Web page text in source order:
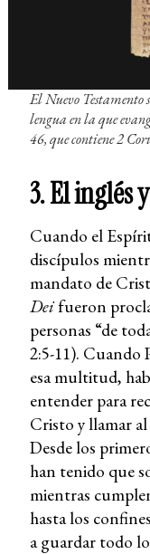
El Nuevo Testamento
lengua en la que
46, que contiene 2
3. El inglés
Cuando el
discípulos
mandato de
Deifueron
personas “de
2:5-11). Cuando
esa multitud,
entender para
Cristo y llamar
Desde los
han tenido que
mientras
hasta los
a guardar todo